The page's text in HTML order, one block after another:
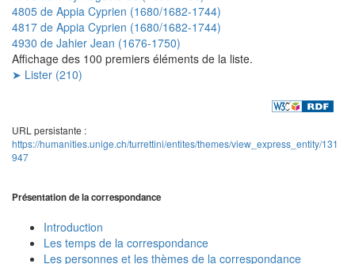
4805 de Appia Cyprien (1680/1682-1744)
4817 de Appia Cyprien (1680/1682-1744)
4930 de Jahier Jean (1676-1750)
Affichage des 100 premiers éléments de la liste.
➤ Lister (210)
URL persistante :
https://humanities.unige.ch/turrettini/entites/themes/view_express_entity/131
947
Présentation de la correspondance
Introduction
Les temps de la correspondance
Les personnes et les thèmes de la correspondance